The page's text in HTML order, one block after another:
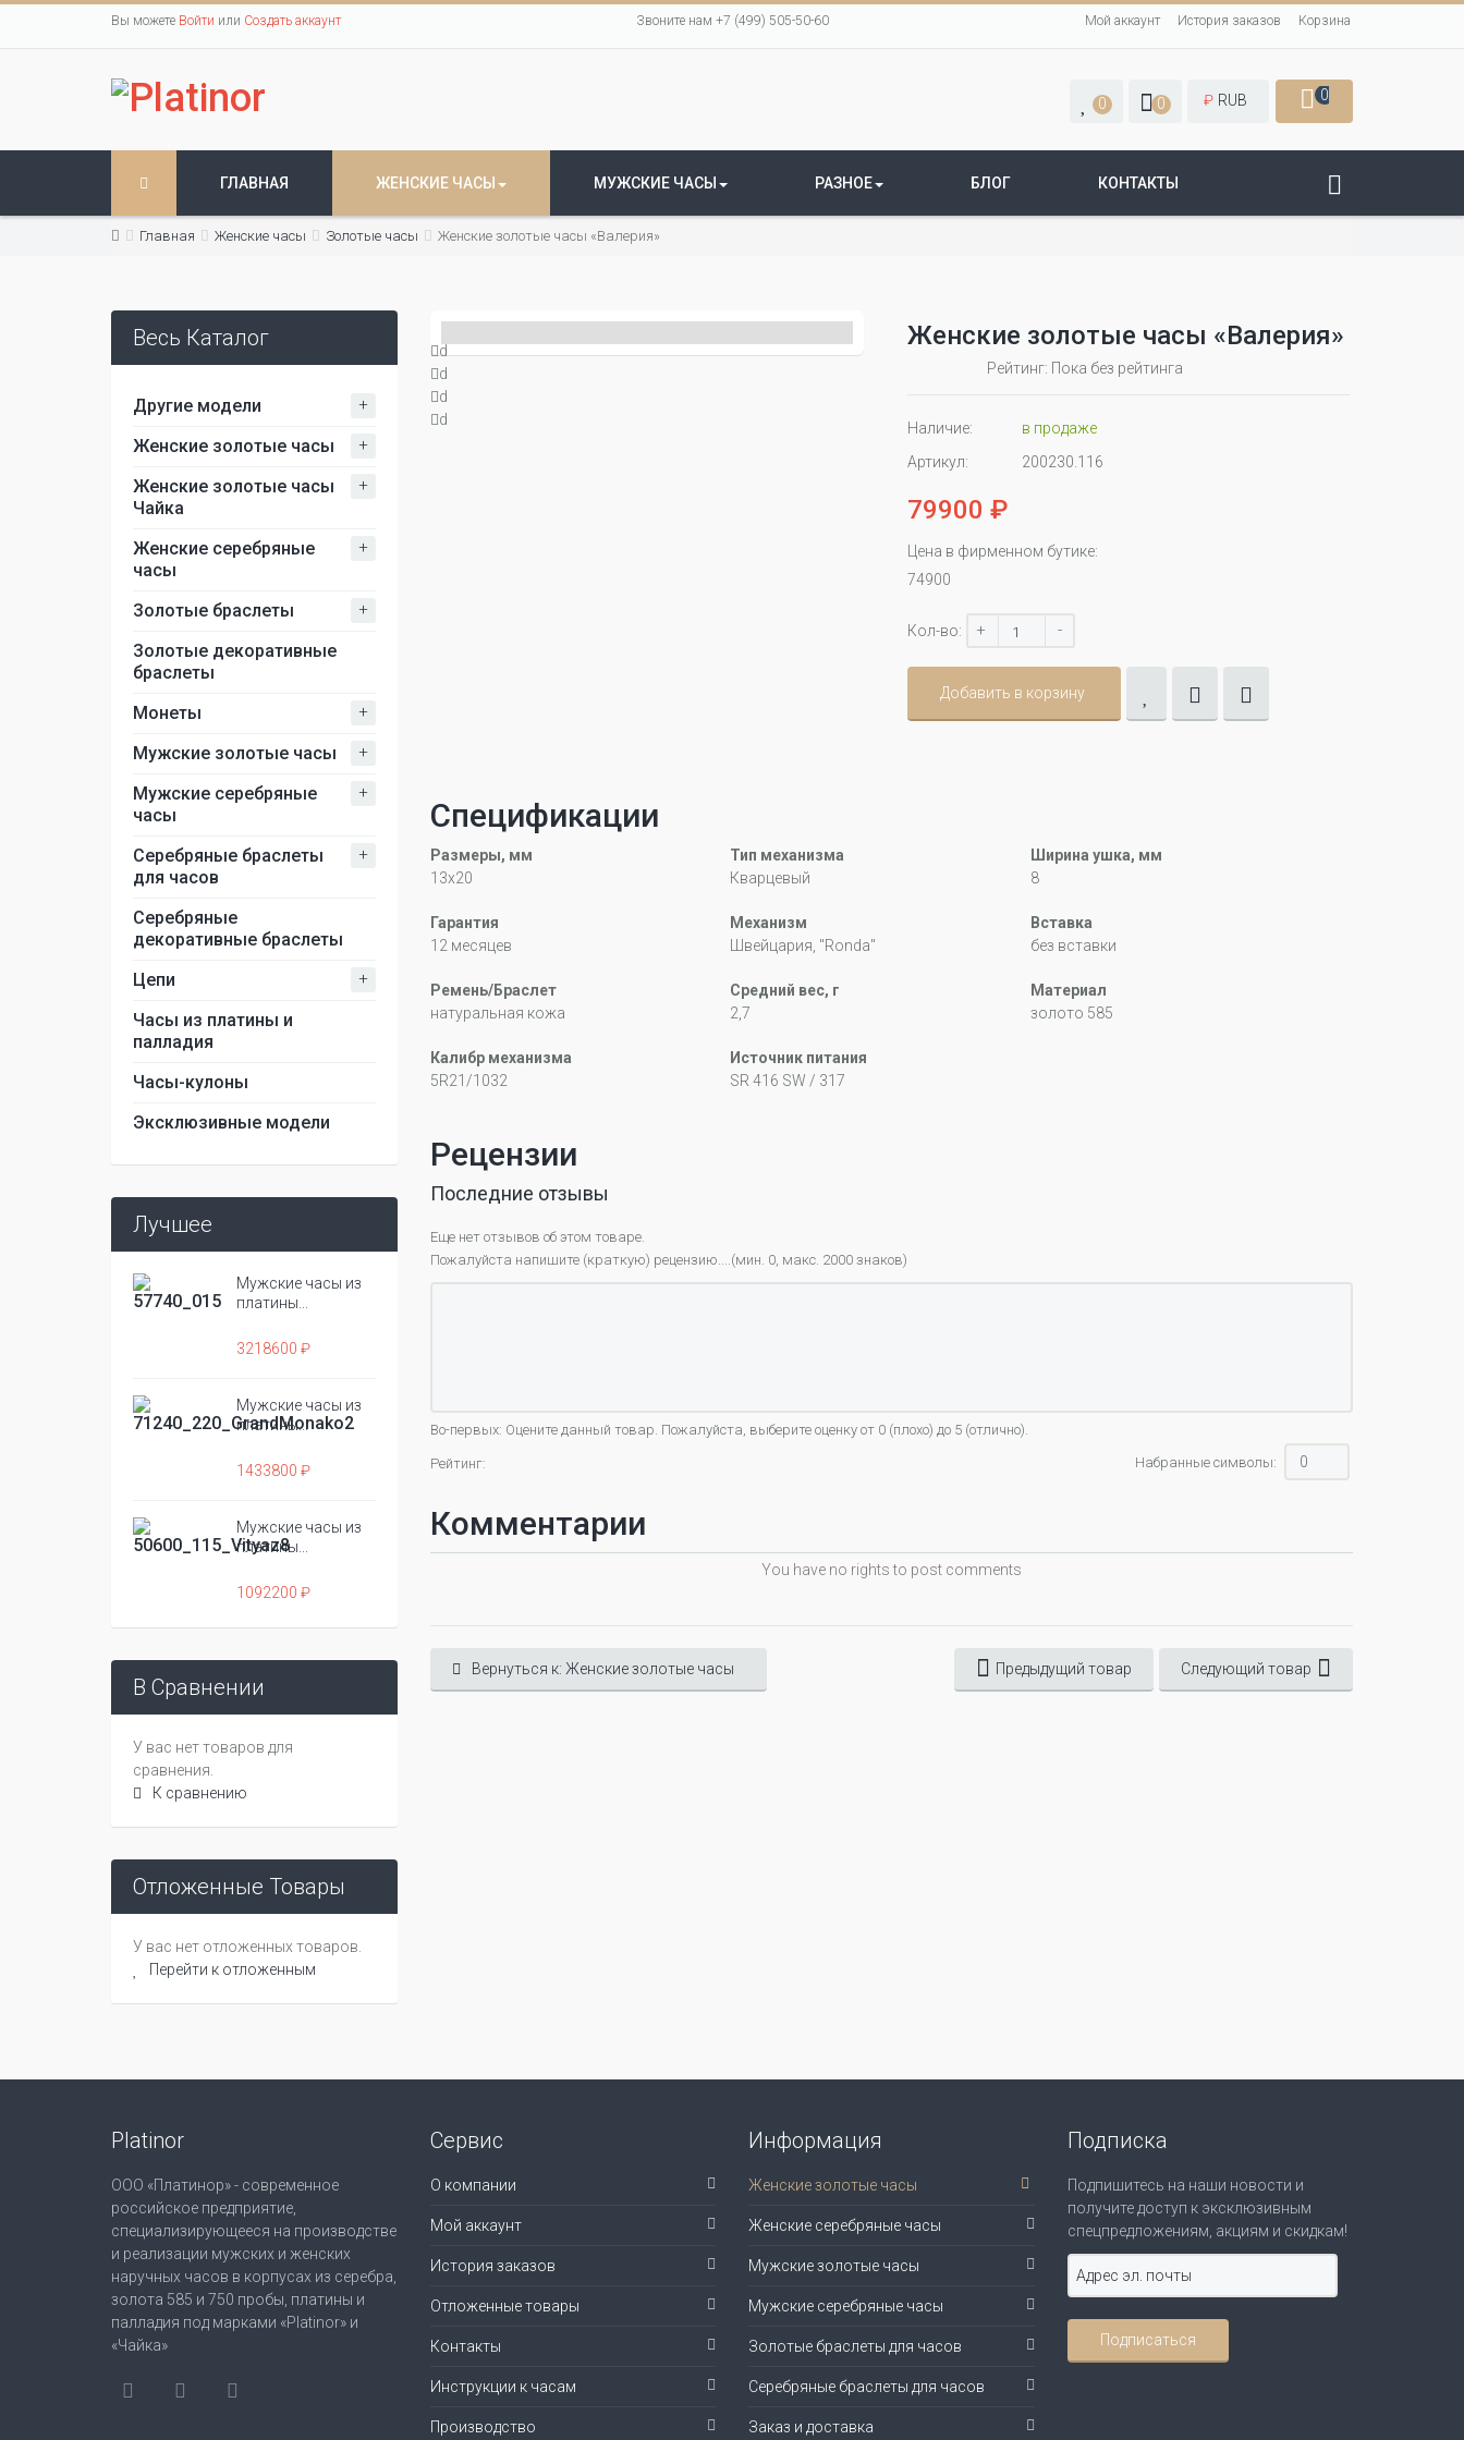
Вы можете Войти или Создать аккаунт Звоните нам +7 (499) 505-50-60 Мой аккаунт История заказов Корзина
0 0 ₽ RUB 0
ГЛАВНАЯ ЖЕНСКИЕ ЧАСЫ МУЖСКИЕ ЧАСЫ РАЗНОЕ БЛОГ КОНТАКТЫ
Главная Женские часы Золотые часы Женские золотые часы «Валерия»
Весь Каталог
Другие модели +
Женские золотые часы +
Женские золотые часы
Чайка
+
Женские серебряные
часы
+
Золотые браслеты +
Золотые декоративные
браслеты
Монеты
+
Мужские золотые часы +
Мужские серебряные
часы
+
Серебряные браслеты
для часов
+
Серебряные
декоративные браслеты
Цепи
+
Часы из платины и
палладия
Часы-кулоны
Эксклюзивные модели
Лучшее
Мужские часы из
платины...
3218600 ₽
Мужские часы из
платины...
1433800 ₽
Мужские часы из
платины...
1092200 ₽
В Сравнении
У вас нет товаров для
сравнения.
К сравнению
Отложенные Товары
У вас нет отложенных товаров.
Перейти к отложенным
d
d
d
d
Женские золотые часы «Валерия»
Рейтинг: Пока без рейтинга
Наличие:
в продаже
Артикул:
200230.116
79900 ₽
Цена в фирменном бутике:
74900
Кол-во: + -
Добавить в корзину
Спецификации
Размеры, мм
13х20
Тип механизма
Кварцевый
Ширина ушка, мм
8
Гарантия
12 месяцев
Механизм
Швейцария, "Ronda"
Вставка
без вставки
Ремень/Браслет
натуральная кожа
Средний вес, г
2,7
Материал
золото 585
Калибр механизма
5R21/1032
Источник питания
SR 416 SW / 317
Рецензии
Последние отзывы
Еще нет отзывов об этом товаре.
Пожалуйста напишите (краткую) рецензию....(мин. 0, макс. 2000 знаков)
Во-первых: Оцените данный товар. Пожалуйста, выберите оценку от 0 (плохо) до 5 (отлично).
Рейтинг: Набранные символы:
Комментарии
You have no rights to post comments
Вернуться к: Женские золотые часы Предыдущий товар Следующий товар
Platinor
ООО «Платинор» - современное
российское предприятие,
специализирующееся на производстве
и реализации мужских и женских
наручных часов в корпусах из серебра,
золота 585 и 750 пробы, платины и
палладия под марками «Platinor» и
«Чайка»
Сервис
О компании
Мой аккаунт
История заказов
Отложенные товары
Контакты
Инструкции к часам
Производство
Информация
Женские золотые часы
Женские серебряные часы
Мужские золотые часы
Мужские серебряные часы
Золотые браслеты для часов
Серебряные браслеты для часов
Заказ и доставка
Подписка
Подпишитесь на наши новости и
получите доступ к эксклюзивным
спецпредложениям, акциям и скидкам!